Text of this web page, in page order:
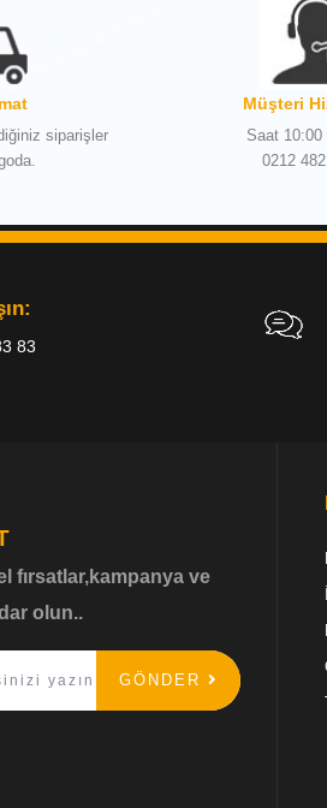
siparişler
Müşteri
Saat 10:00
0212
83
fırsatlar,kampanya ve
olun..
GÖNDER